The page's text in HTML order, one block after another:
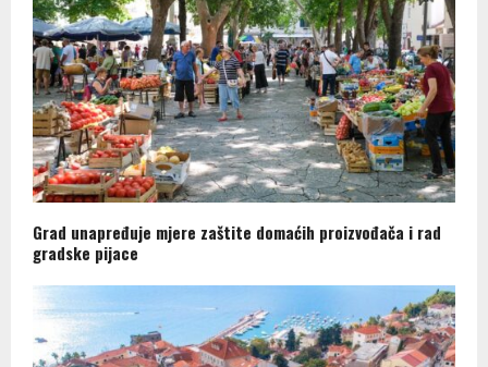
Grad unapređuje mjere zaštite domaćih proizvođača i rad
gradske pijace